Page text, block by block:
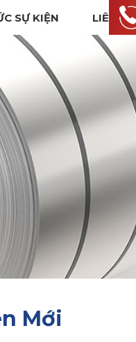
SỰ KIỆN LIÊN HỆ
Mới